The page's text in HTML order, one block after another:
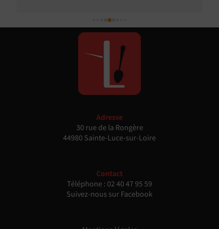
Nous avons eu pas mal de compliments de nos invités
sur le traiteur, tant sur la qualité que sur le relationnel.
Nous avons particulièrement apprécié la possibilité de
customiser le menu et de s'adapter à nos souhaits et à
certains besoins spécifiques de nos invités.
Adresse
30 rue de la Rongère
44980 Sainte-Luce-sur-Loire
Contact
Téléphone : 02 40 47 95 59
Suivez-nous sur Facebook